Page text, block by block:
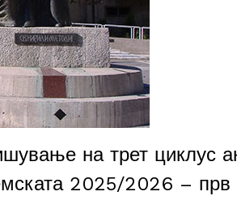
на трет циклус
2025/2026 – прв